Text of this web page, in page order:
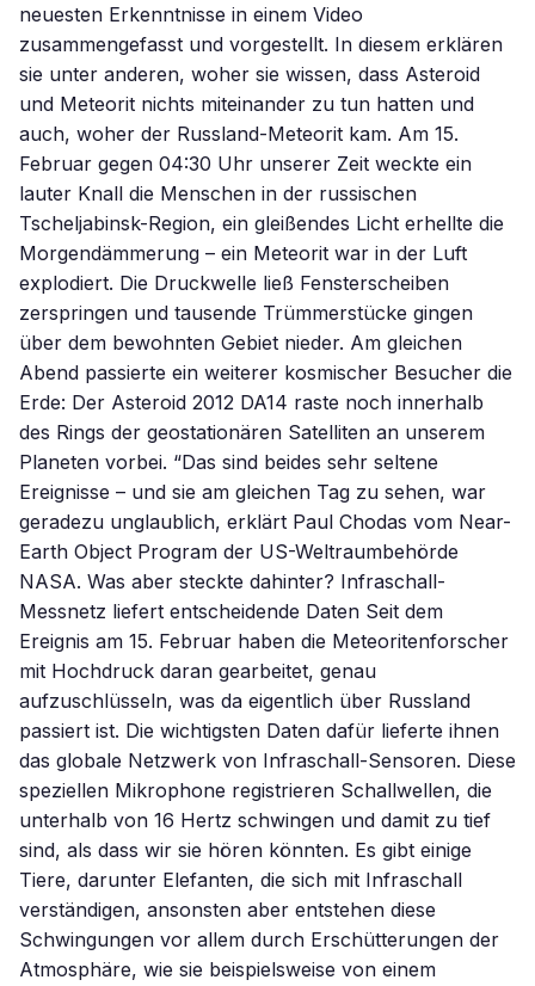
neuesten Erkenntnisse in einem Video
zusammengefasst und vorgestellt. In diesem erklären
sie unter anderen, woher sie wissen, dass Asteroid
und Meteorit nichts miteinander zu tun hatten und
auch, woher der Russland-Meteorit kam. Am 15.
Februar gegen 04:30 Uhr unserer Zeit weckte ein
lauter Knall die Menschen in der russischen
Tscheljabinsk-Region, ein gleißendes Licht erhellte die
Morgendämmerung – ein Meteorit war in der Luft
explodiert. Die Druckwelle ließ Fensterscheiben
zerspringen und tausende Trümmerstücke gingen
über dem bewohnten Gebiet nieder. Am gleichen
Abend passierte ein weiterer kosmischer Besucher die
Erde: Der Asteroid 2012 DA14 raste noch innerhalb
des Rings der geostationären Satelliten an unserem
Planeten vorbei. “Das sind beides sehr seltene
Ereignisse – und sie am gleichen Tag zu sehen, war
geradezu unglaublich, erklärt Paul Chodas vom Near-
Earth Object Program der US-Weltraumbehörde
NASA. Was aber steckte dahinter? Infraschall-
Messnetz liefert entscheidende Daten Seit dem
Ereignis am 15. Februar haben die Meteoritenforscher
mit Hochdruck daran gearbeitet, genau
aufzuschlüsseln, was da eigentlich über Russland
passiert ist. Die wichtigsten Daten dafür lieferte ihnen
das globale Netzwerk von Infraschall-Sensoren. Diese
speziellen Mikrophone registrieren Schallwellen, die
unterhalb von 16 Hertz schwingen und damit zu tief
sind, als dass wir sie hören könnten. Es gibt einige
Tiere, darunter Elefanten, die sich mit Infraschall
verständigen, ansonsten aber entstehen diese
Schwingungen vor allem durch Erschütterungen der
Atmosphäre, wie sie beispielsweise von einem